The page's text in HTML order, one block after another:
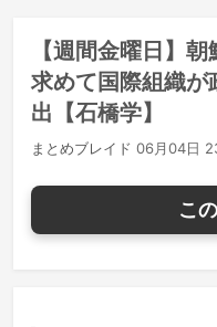
【週間金曜日】
求めて国際組織
出【石橋学】
まとめブレイド 06月04日
こ